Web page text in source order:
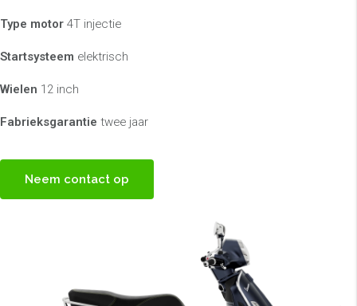
Type motor 4T injectie
Startsysteem elektrisch
Wielen 12 inch
Fabrieksgarantie twee jaar
Neem contact op